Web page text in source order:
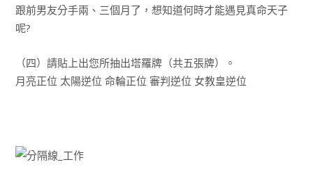
跟前男友分手兩、三個月了，想知道何時才能遇見真命天子
呢?
（四）請貼上出您所抽出塔羅牌（共五張牌）。
月亮正位 太陽逆位 命輪正位 審判逆位 女教皇逆位